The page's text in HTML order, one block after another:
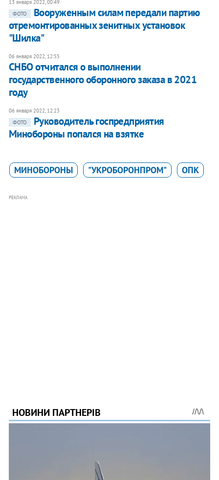
13 января 2022, 00:49
ФОТО
Вооруженным силам передали партию
отремонтированных зенитных установок
"Шилка"
06 января 2022, 12:55
СНБО отчитался о выполнении
государственного оборонного заказа в 2021
году
06 января 2022, 12:23
ФОТО
Руководитель госпредприятия
Минобороны попался на взятке
МИНОБОРОНЫ "УКРОБОРОНПРОМ" ОПК
РЕКЛАМА